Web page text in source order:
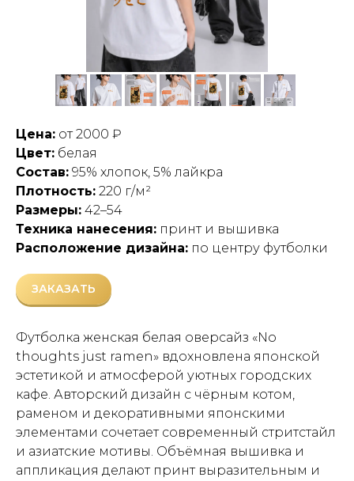
Цена: от 2000 ₽
Цвет: белая
Состав: 95% хлопок, 5% лайкра
Плотность: 220 г/м²
Размеры: 42–54
Техника нанесения: принт и вышивка
Расположение дизайна: по центру футболки
ЗАКАЗАТЬ
Футболка женская белая оверсайз «No
thoughts just ramen» вдохновлена японской
эстетикой и атмосферой уютных городских
кафе. Авторский дизайн с чёрным котом,
раменом и декоративными японскими
элементами сочетает современный стритстайл
и азиатские мотивы. Объёмная вышивка и
аппликация делают принт выразительным и